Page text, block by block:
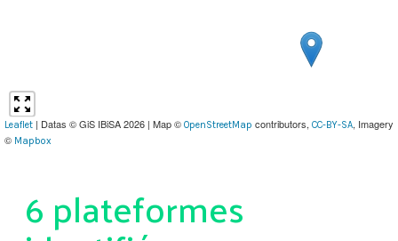
Leaflet | Datas © GiS IBiSA 2026 | Map © OpenStreetMap contributors, CC-BY-SA, Imagery
© Mapbox
6 plateformes